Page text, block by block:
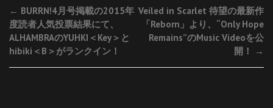
Post
navigation
← BURRN!4月号掲載の2015年
度読者人気投票結果にて、
ALHAMBRAのYUHKI＜Key＞と
hibiki＜B＞がランクイン！
Veiled in Scarlet 待望の最新作
「Reborn」より、“Only Hope
Remains”のMusic Videoを公
開！
→